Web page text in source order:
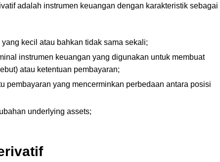
adalah instrumen keuangan dengan karakteristik sebagai
kecil atau bahkan tidak sama sekali;
instrumen keuangan yang digunakan untuk membuat
atau ketentuan pembayaran;
pembayaran yang mencerminkan perbedaan antara posisi
underlying assets;